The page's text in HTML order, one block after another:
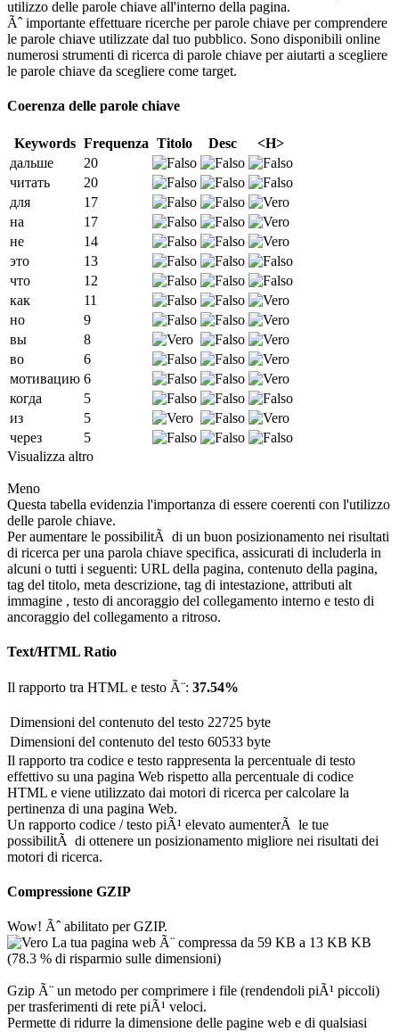
utilizzo delle parole chiave all'interno della pagina.
Ãˆ importante effettuare ricerche per parole chiave per comprendere
le parole chiave utilizzate dal tuo pubblico. Sono disponibili online
numerosi strumenti di ricerca di parole chiave per aiutarti a scegliere
le parole chiave da scegliere come target.
Coerenza delle parole chiave
Keywords Frequenza Titolo Desc
<H>
дальше
20
читать
20
для
17
на
17
не
14
это
13
что
12
как
11
но
9
вы
8
во
6
мотивацию 6
когда
5
из
5
через
5
Visualizza altro
Meno
Questa tabella evidenzia l'importanza di essere coerenti con l'utilizzo
delle parole chiave.
Per aumentare le possibilitÃ di un buon posizionamento nei risultati
di ricerca per una parola chiave specifica, assicurati di includerla in
alcuni o tutti i seguenti: URL della pagina, contenuto della pagina,
tag del titolo, meta descrizione, tag di intestazione, attributi alt
immagine , testo di ancoraggio del collegamento interno e testo di
ancoraggio del collegamento a ritroso.
Text/HTML Ratio
Il rapporto tra HTML e testo Ã¨: 37.54%
Dimensioni del contenuto del testo 22725 byte
Dimensioni del contenuto del testo 60533 byte
Il rapporto tra codice e testo rappresenta la percentuale di testo
effettivo su una pagina Web rispetto alla percentuale di codice
HTML e viene utilizzato dai motori di ricerca per calcolare la
pertinenza di una pagina Web.
Un rapporto codice / testo piÃ¹ elevato aumenterÃ le tue
possibilitÃ di ottenere un posizionamento migliore nei risultati dei
motori di ricerca.
Compressione GZIP
Wow! Ãˆ abilitato per GZIP.
La tua pagina web Ã¨ compressa da 59 KB a 13 KB KB
(78.3 % di risparmio sulle dimensioni)
Gzip Ã¨ un metodo per comprimere i file (rendendoli piÃ¹ piccoli)
per trasferimenti di rete piÃ¹ veloci.
Permette di ridurre la dimensione delle pagine web e di qualsiasi